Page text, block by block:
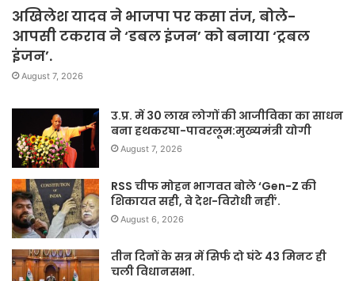
अखिलेश यादव ने भाजपा पर कसा तंज, बोले-
आपसी टकराव ने ‘डबल इंजन’ को बनाया ‘ट्रबल
इंजन’.
August 7, 2026
उ.प्र. में 30 लाख लोगों की आजीविका का साधन
बना हथकरघा-पावरलूम:मुख्यमंत्री योगी
August 7, 2026
RSS चीफ मोहन भागवत बोले ‘Gen-Z की
शिकायत सही, वे देश-विरोधी नहीं’.
August 6, 2026
तीन दिनों के सत्र में सिर्फ दो घंटे 43 मिनट ही
चली विधानसभा.